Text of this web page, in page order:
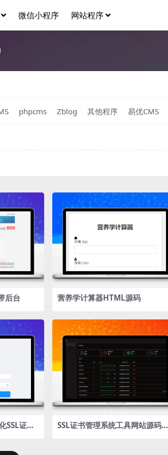
微信小程序 网站程序
phpcms Zblog 其他程序 易优CMS
后台 营养学计算器HTML源码
SSL证书
SSL证书管理系统工具网站源码，